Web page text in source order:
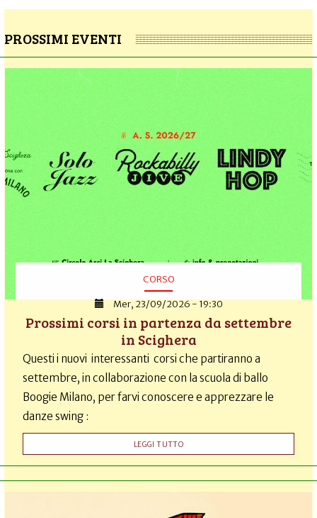
PROSSIMI EVENTI
CORSO
Mer, 23/09/2026 - 19:30
Prossimi corsi in partenza da settembre
in Scighera
Questi i nuovi interessanti corsi che partiranno a
settembre, in collaborazione con la scuola di ballo
Boogie Milano, per farvi conoscere e apprezzare le
danze swing :
LEGGI TUTTO